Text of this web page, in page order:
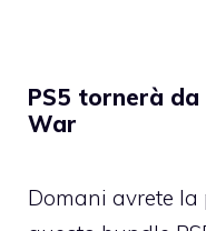
PS5 tornerà
War
Domani avrete